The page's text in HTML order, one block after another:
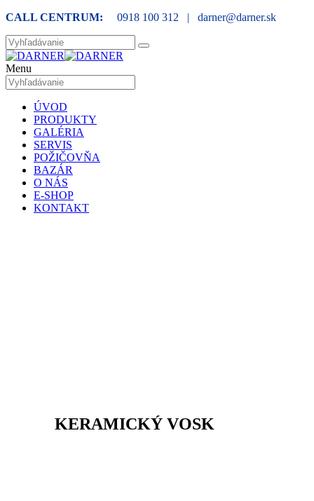
CALL CENTRUM: 0918 100 312 | darner@darner.sk
Menu
ÚVOD
PRODUKTY
GALÉRIA
SERVIS
POŽIČOVŇA
BAZÁR
O NÁS
E-SHOP
KONTAKT
KERAMICKÝ VOSK